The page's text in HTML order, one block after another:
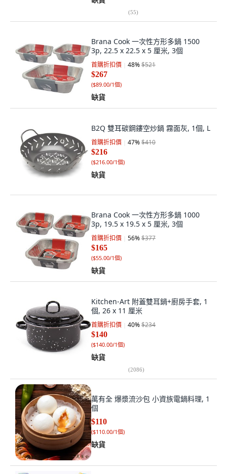
(55)
Brana Cook 一次性方形多鍋 1500
3p, 22.5 x 22.5 x 5 厘米, 3個
首購折扣價 48%$521
$267
($89.00/1個)
缺貨
B2Q 雙耳碳鋼鏤空炒鍋 霧面灰, 1個, L
首購折扣價 47%$410
$216
($216.00/1個)
缺貨
Brana Cook 一次性方形多鍋 1000
3p, 19.5 x 19.5 x 5 厘米, 3個
首購折扣價 56%$377
$165
($55.00/1個)
缺貨
Kitchen-Art 附蓋雙耳鍋+廚房手套, 1
個, 26 x 11 厘米
首購折扣價 40%$234
$140
($140.00/1個)
缺貨
(2086)
萬有全 爆漿流沙包 小資族電鍋料理, 1
個
$110
($110.00/1個)
缺貨